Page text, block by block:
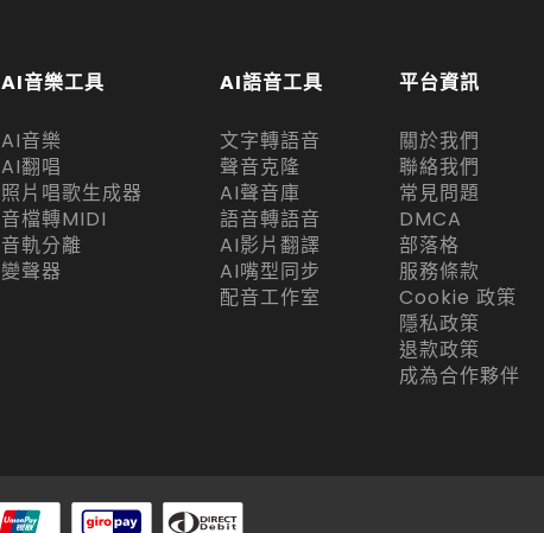
AI音樂工具
AI音樂
AI翻唱
照片唱歌生成器
音檔轉MIDI
音軌分離
變聲器
AI語音工具
文字轉語音
聲音克隆
AI聲音庫
語音轉語音
AI影片翻譯
AI嘴型同步
配音工作室
平台資訊
關於我們
聯絡我們
常見問題
DMCA
部落格
服務條款
Cookie 政策
隱私政策
退款政策
成為合作夥伴